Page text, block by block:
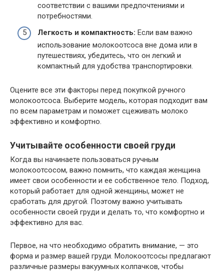
соответствии с вашими предпочтениями и
потребностями.
Легкость и компактность: Если вам важно
использование молокоотсоса вне дома или в
путешествиях, убедитесь, что он легкий и
компактный для удобства транспортировки.
Оцените все эти факторы перед покупкой ручного
молокоотсоса. Выберите модель, которая подходит вам
по всем параметрам и поможет сцеживать молоко
эффективно и комфортно.
Учитывайте особенности своей груди
Когда вы начинаете пользоваться ручным
молокоотсосом, важно помнить, что каждая женщина
имеет свои особенности и ее собственное тело. Подход,
который работает для одной женщины, может не
сработать для другой. Поэтому важно учитывать
особенности своей груди и делать то, что комфортно и
эффективно для вас.
Первое, на что необходимо обратить внимание, — это
форма и размер вашей груди. Молокоотсосы предлагают
различные размеры вакуумных колпачков, чтобы